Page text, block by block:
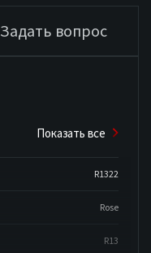
Задать вопрос
Показать все
R1322
Rose
R13